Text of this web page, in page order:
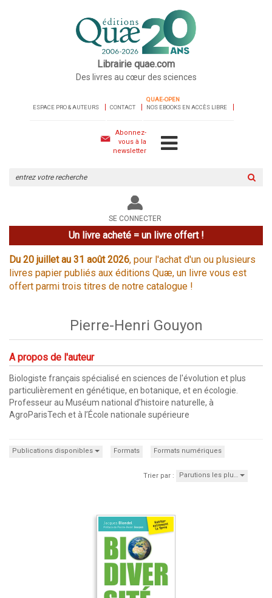
Librairie quae.com
Des livres au cœur des sciences
ESPACE PRO & AUTEURS CONTACT
QUAE-OPEN
NOS EBOOKS EN ACCÈS LIBRE
Abonnez-
vous à la
newsletter
le
site
SE CONNECTER
Un livre acheté = un livre offert !
Du 20 juillet au 31 août 2026, pour l'achat d'un ou plusieurs
livres papier publiés aux éditions Quæ, un livre vous est
offert parmi trois titres de notre catalogue !
Pierre-Henri Gouyon
A propos de l'auteur
Biologiste français spécialisé en sciences de l'évolution et plus
particulièrement en génétique, en botanique, et en écologie.
Professeur au Muséum national d’histoire naturelle, à
AgroParisTech et à l’École nationale supérieure
Publications disponibles Formats Formats numériques
Trier par : Parutions les plu…